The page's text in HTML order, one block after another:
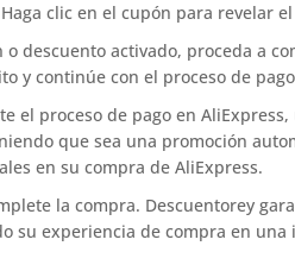
clic en el cupón para revelar
o descuento activado, proceda a
y continúe con el proceso de
el proceso de pago en
que sea una promoción
en su compra de AliExpress.
la compra. Descuentorey
su experiencia de compra en una